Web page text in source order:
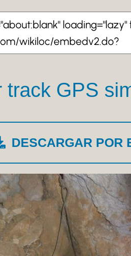
track GPS
DESCARGAR POR